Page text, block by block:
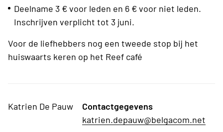
Deelname 3 € voor leden en 6 € voor niet leden.
Inschrijven verplicht tot 3 juni.
Voor de liefhebbers nog een tweede stop bij het
huiswaarts keren op het Reef café
Katrien De Pauw
Contactgegevens
katrien.depauw@belgacom.net